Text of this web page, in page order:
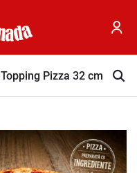
Topping Pizza 32 cm